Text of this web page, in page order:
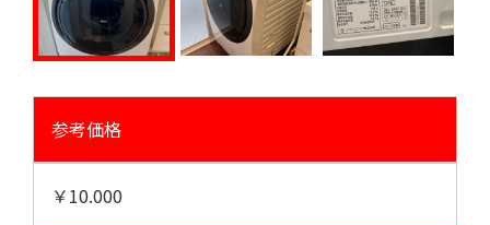
参考価格
￥10.000